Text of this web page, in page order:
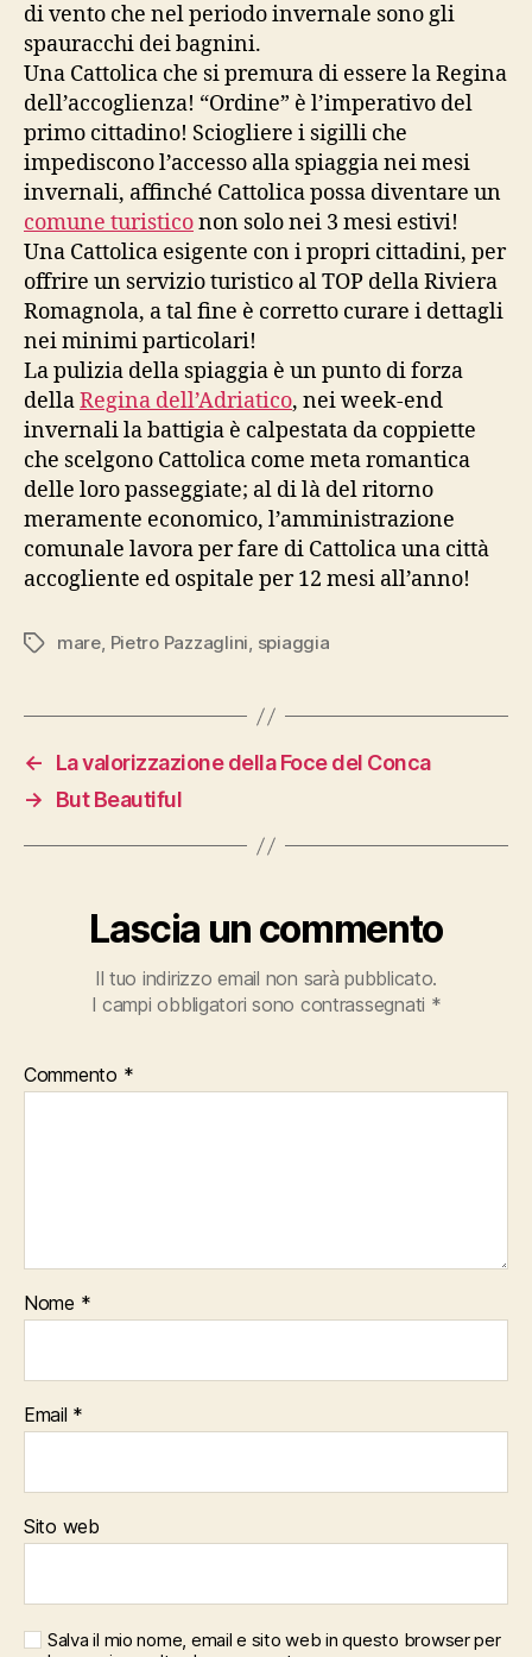
di vento che nel periodo invernale sono gli
spauracchi dei bagnini.
Una Cattolica che si premura di essere la Regina
dell’accoglienza! “Ordine” è l’imperativo del
primo cittadino! Sciogliere i sigilli che
impediscono l’accesso alla spiaggia nei mesi
invernali, affinché Cattolica possa diventare un
comune turisticonon solo nei 3 mesi estivi!
Una Cattolica esigente con i propri cittadini, per
offrire un servizio turistico al TOP della Riviera
Romagnola, a tal fine è corretto curare i dettagli
nei minimi particolari!
La pulizia della spiaggia è un punto di forza
dellaRegina dell’Adriatico, nei week-end
invernali la battigia è calpestata da coppiette
che scelgono Cattolica come meta romantica
delle loro passeggiate; al di là del ritorno
meramente economico, l’amministrazione
comunale lavora per fare di Cattolica una città
accogliente ed ospitale per 12 mesi all’anno!
Tag mare, Pietro Pazzaglini, spiaggia
←
La valorizzazione della Foce del Conca
→
But Beautiful
Lascia un commento
Il tuo indirizzo email non sarà pubblicato.
I campi obbligatori sono contrassegnati *
Commento *
Nome *
Email *
Sito web
Salva il mio nome, email e sito web in questo browser per